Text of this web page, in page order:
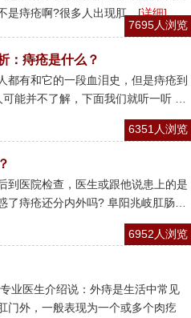
是痔疮啊?很多人出现肛…[详细]
7695人浏览
：痔疮是什么？
都有和它的一段血泪史，但是痔疮到
能并不了解，下面我们就听一听 …
6351人浏览
到医院检查，医生或跟他说患上的是
了痔疮还分内外吗? 阜阳兆岐肛肠…
6952人浏览
业医生介绍说：外痔是生活中常见
门外，一般表现为一个或多个肉疙